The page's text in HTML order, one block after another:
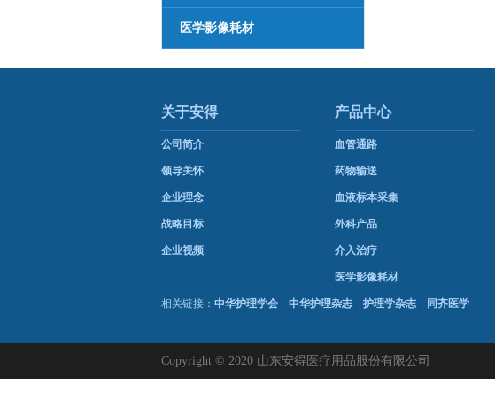
医学影像耗材
关于安得
公司简介
领导关怀
企业理念
战略目标
企业视频
产品中心
血管通路
药物输送
血液标本采集
外科产品
介入治疗
医学影像耗材
相关链接： 中华护理学会 中华护理杂志 护理学杂志 同齐医学
Copyright © 2020 山东安得医疗用品股份有限公司